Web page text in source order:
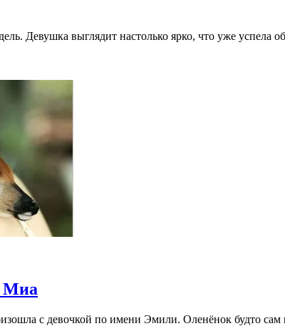
Девушка выглядит настолько ярко, что уже успела
Миа
с девочкой по имени Эмили. Оленёнок будто